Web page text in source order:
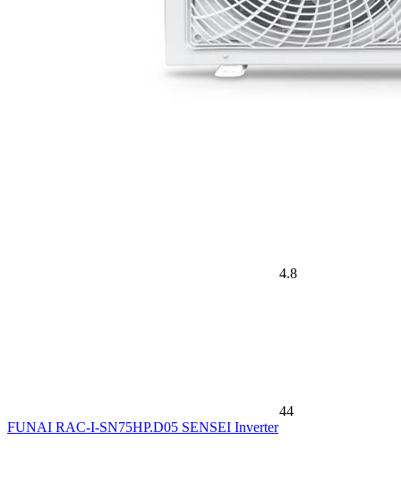
4.8
44
FUNAI RAC-I-SN75HP.D05 SENSEI Inverter